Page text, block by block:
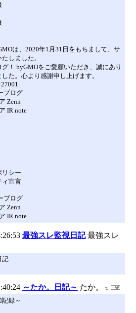
は、2020年1月31日をもちまして、サ
しました。
グ！ byGMOをご愛顧いただき、誠にあり
た。心より感謝申し上げます。
ブログ
Zenn
IR note
リシー
ィ宣言
ブログ
Zenn
IR note
最強スレ監視日記 最強スレ
記
～たか。日記～ たか。
記録～